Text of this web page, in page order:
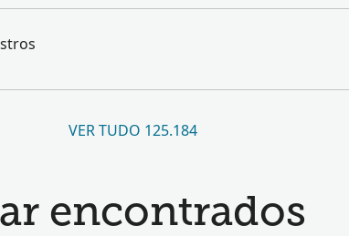
VER TUDO 125.184
encontrados